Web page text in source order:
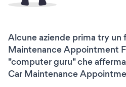
Alcune aziende prima try un
Maintenance Appointment
"computer guru" che
Car Maintenance